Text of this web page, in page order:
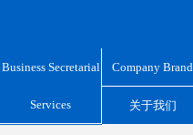
Business Secretarial
Services
Company Brand
关于我们